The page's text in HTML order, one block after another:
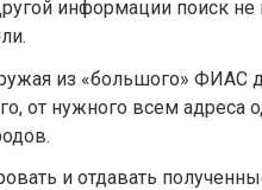
информации поиск не
из «большого» ФИАС
от нужного всем адреса
и отдавать